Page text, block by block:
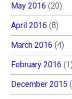
May 2016 (20)
April 2016 (8)
March 2016 (4)
February 2016 (1)
December 2015